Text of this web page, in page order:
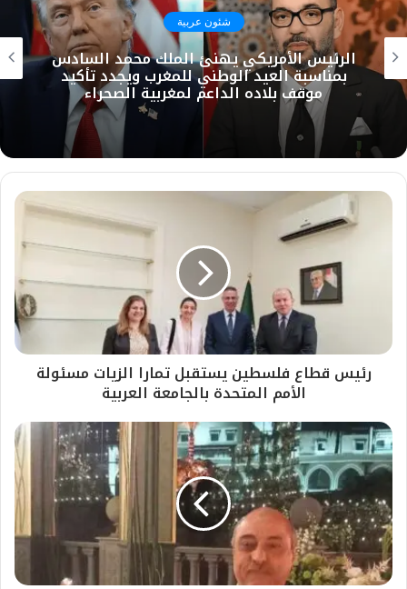
شئون عربية
فهمي يصف الاعتداءات المتكررة التي
استهدفت المملكة العربية السعودية
والمملكة الأردنية الهاشمية بالتصعيد الخطير
وغير المسؤول من قبل إيران ووكلائها
رئيس قطاع فلسطين يستقبل تمارا الزيات مسئولة
الأمم المتحدة بالجامعة العربية